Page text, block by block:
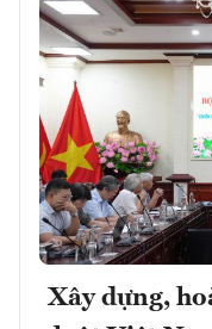
Xây dựng,